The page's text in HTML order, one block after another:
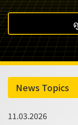
News Topics
11.03.2026